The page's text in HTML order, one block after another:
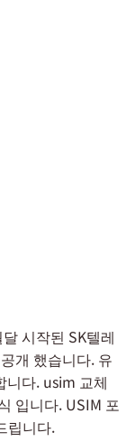
시작된 SK텔레
개 했습니다. 유
니다. usim 교체
입니다. USIM 포
립니다.